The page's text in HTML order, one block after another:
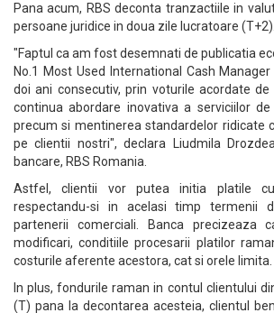
Pana acum, RBS deconta tranzactiile in
persoane juridice in doua zile lucratoare (T+2).
"Faptul ca am fost desemnati de publicatia
No.1 Most Used International Cash
doi ani consecutiv, prin voturile acordate
continua abordare inovativa a serviciilor
precum si mentinerea standardelor ridicate
pe clientii nostri", declara Liudmila
bancare, RBS Romania.
Astfel, clientii vor putea initia platile
respectandu-si in acelasi timp termenii
partenerii comerciali. Banca precizeaza
modificari, conditiile procesarii platilor
costurile aferente acestora, cat si orele limita.
In plus, fondurile raman in contul clientului
(T) pana la decontarea acesteia, clientul